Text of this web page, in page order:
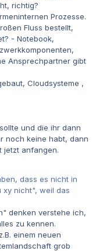
richtig?
Prozesse.
Fluss bestellt,
- Notebook,
Ansprechpartner gibt
Cloudsysteme ,
und die ihr dann
noch keine habt, dann
jetzt anfangen.
dass es nicht in
xy nicht", weil das
denken verstehe ich,
zu kennen.
einem neuen
grob